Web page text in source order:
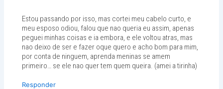
Estou passando por isso, mas cortei meu cabelo curto, e
meu esposo odiou, falou que nao queria eu assim, apenas
peguei minhas coisas e ia embora, e ele voltou atras, mas
nao deixo de ser e fazer oque quero e acho bom para mim,
por conta de ninguem, aprenda meninas se amem
primeiro… se ele nao quer tem quem queira. (amei a tirinha)
Responder